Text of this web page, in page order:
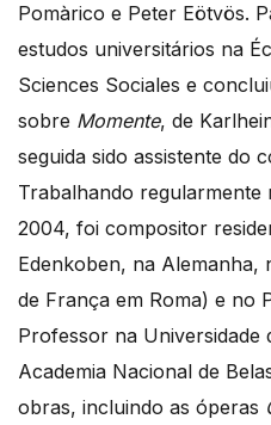
Pomàrico e Peter Eötvös.
estudos universitários na
Sciences Sociales e
sobre Momente, de
seguida sido assistente do
Trabalhando regularmente
2004, foi compositor
Edenkoben, na Alemanha,
de França em Roma) e no
Professor na Universidade
Academia Nacional de
obras, incluindo as óperas